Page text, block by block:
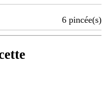
6 pincée(s)